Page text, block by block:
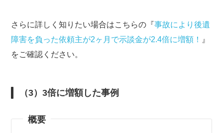
さらに詳しく知りたい場合はこちらの『事故により後遺
障害を負った依頼主が2ヶ月で示談金が2.4倍に増額！
』
をご確認ください。
（3）3倍に増額した事例
概要